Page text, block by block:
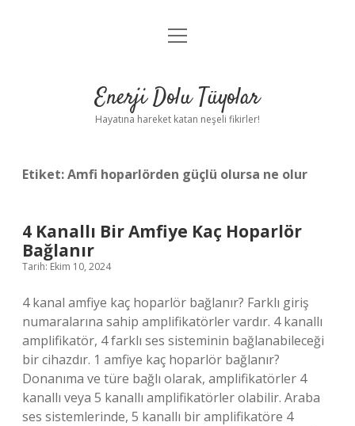
Anasayfa
Yasal Uyarı
menüyü
Enerji Dolu Tüyolar
Hayatına hareket katan neşeli fikirler!
Etiket:Amfi hoparlörden güçlü olursa ne olur
4 Kanallı Bir Amfiye Kaç Hoparlör
Bağlanır
Tarih: Ekim 10, 2024
4 kanal amfiye kaç hoparlör bağlanır? Farklı giriş
numaralarına sahip amplifikatörler vardır. 4 kanallı
amplifikatör, 4 farklı ses sisteminin bağlanabileceği
bir cihazdır. 1 amfiye kaç hoparlör bağlanır?
Donanıma ve türe bağlı olarak, amplifikatörler 4
kanallı veya 5 kanallı amplifikatörler olabilir. Araba
ses sistemlerinde, 5 kanallı bir amplifikatöre 4